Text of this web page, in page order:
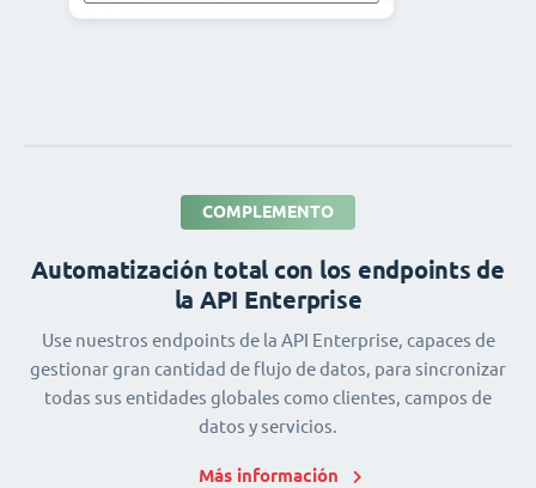
COMPLEMENTO
Automatización total con los endpoints de
la API Enterprise
Use nuestros endpoints de la API Enterprise, capaces de
gestionar gran cantidad de flujo de datos, para sincronizar
todas sus entidades globales como clientes, campos de
datos y servicios.
Más información